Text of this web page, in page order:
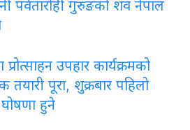
पर्वतारोही गुरुङको शव नेपाल
प्रोत्साहन उपहार कार्यक्रमको
तयारी पूरा, शुक्रबार पहिलो
हुने